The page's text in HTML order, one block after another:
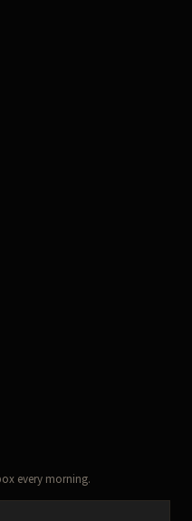
every morning.